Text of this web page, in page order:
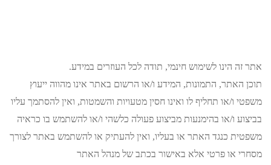
אתר זה הינו לשימוש חינמי, תודה לכל העוזרים במידע.
תוכן האתר, התמונות, המידע ו/או הרשום באתר אינו מהווה ייעוץ
משפטי ו/או תחליף לו ואינו חסין מטעויות והשמטות, ואין להסתמך עליו
בביצוע ו/או בהימנעות מביצוע פעולה כלשהי ו/או להשתמש בו כראיה
משפטית כנגד האתר או בעליו, ואין להעתיק או להשתמש באתר לצורך
מסחרי או פרטי אלא באישור בכתב של מנהל האתר